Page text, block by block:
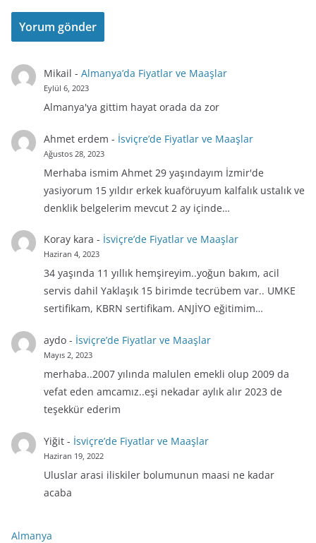
Mikail - Almanya’da Fiyatlar ve Maaşlar
Eylül 6, 2023
Almanya'ya gittim hayat orada da zor
Ahmet erdem - İsviçre’de Fiyatlar ve Maaşlar
Ağustos 28, 2023
Merhaba ismim Ahmet 29 yaşındayım İzmir'de
yasiyorum 15 yıldır erkek kuaföruyum kalfalık ustalık ve
denklik belgelerim mevcut 2 ay içinde…
Koray kara - İsviçre’de Fiyatlar ve Maaşlar
Haziran 4, 2023
34 yaşında 11 yıllık hemşireyim..yoğun bakım, acil
servis dahil Yaklaşık 15 birimde tecrübem var.. UMKE
sertifikam, KBRN sertifikam. ANJİYO eğitimim…
aydo- İsviçre’de Fiyatlar ve Maaşlar
Mayıs 2, 2023
merhaba..2007 yılında malulen emekli olup 2009 da
vefat eden amcamız..eşi nekadar aylık alır 2023 de
teşekkür ederim
Yiğit- İsviçre’de Fiyatlar ve Maaşlar
Haziran 19, 2022
Uluslar arasi iliskiler bolumunun maasi ne kadar
acaba
Almanya